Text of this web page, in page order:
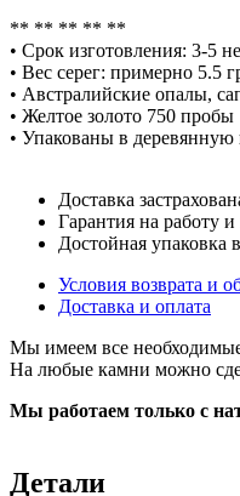
** ** ** ** **
• Срок изготовления: 3-5
• Вес серег: примерно 5.5
• Австралийские опалы,
• Желтое золото 750 пробы
• Упакованы в деревянную
Доставка
Гарантия на работу
Достойная упаковка
Условия возврата и
Доставка и оплата
Мы имеем все
На любые камни можно
Мы работаем только с
Детали